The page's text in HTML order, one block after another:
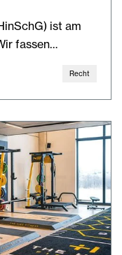
ist am
fassen…
Recht